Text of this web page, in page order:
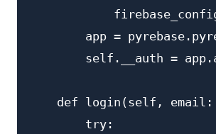
app =
self.__auth =
def login(self,
        try: